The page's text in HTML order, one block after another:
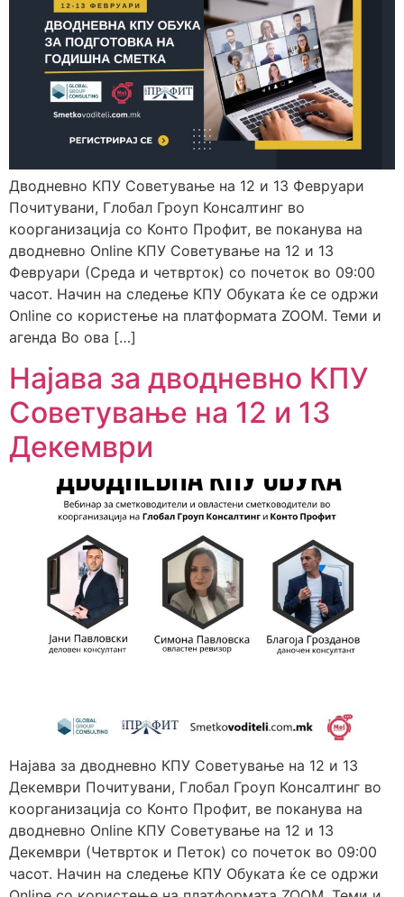
Дводневно КПУ Советување на 12 и 13 Февруари
Почитувани, Глобал Гроуп Консалтинг во
коорганизација со Конто Профит, ве поканува на
дводневно Online КПУ Советување на 12 и 13
Февруари (Среда и четврток) со почеток во 09:00
часот. Начин на следење КПУ Обуката ќе се одржи
Online со користење на платформата ZOOM. Теми и
агенда Во ова […]
Најава за дводневно КПУ
Советување на 12 и 13
Декември
Најава за дводневно КПУ Советување на 12 и 13
Декември Почитувани, Глобал Гроуп Консалтинг во
коорганизација со Конто Профит, ве поканува на
дводневно Online КПУ Советување на 12 и 13
Декември (Четврток и Петок) со почеток во 09:00
часот. Начин на следење КПУ Обуката ќе се одржи